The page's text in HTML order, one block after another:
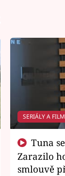
SERIÁLY A
Zarazilo
smlouvě